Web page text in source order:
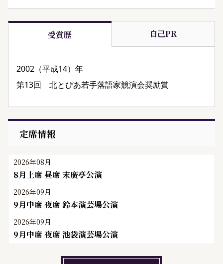
受賞歴 自己PR
2002（平成14）年
第13回 北とぴあ若手落語家競演会奨励賞
定席情報
2026年08月
8月上席 昼席 末廣亭公演
2026年09月
9月中席 夜席 鈴本演芸場公演
2026年09月
9月中席 夜席 池袋演芸場公演